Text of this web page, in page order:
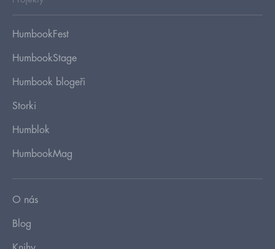
HumbookFest
HumbookStage
Humbook blogeři
Storki
Humblok
HumbookMag
O nás
Blog